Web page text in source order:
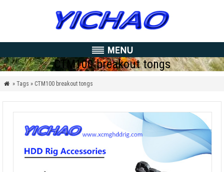
CTM100 breakout tongs
 » Tags » CTM100 breakout tongs